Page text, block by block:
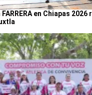
en Chiapas